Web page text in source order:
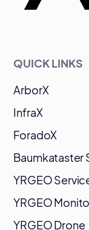
QUICK LINKS
ArborX
InfraX
ForadoX
Baumkataster
YRGEO
YRGEO
YRGEO Drone